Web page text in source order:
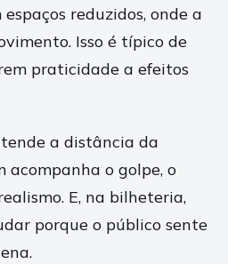
reduzidos, onde a
Isso é típico de
praticidade a efeitos
a distância da
acompanha o golpe, o
E, na bilheteria,
porque o público sente